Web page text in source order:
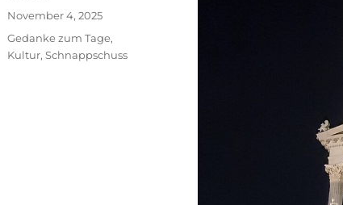
Veröffentlicht
November 4, 2025
Kategorien
Gedanke zum Tage,
Kultur, Schnappschuss